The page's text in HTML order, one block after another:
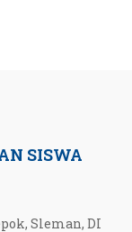
SISWA
Sleman, DI